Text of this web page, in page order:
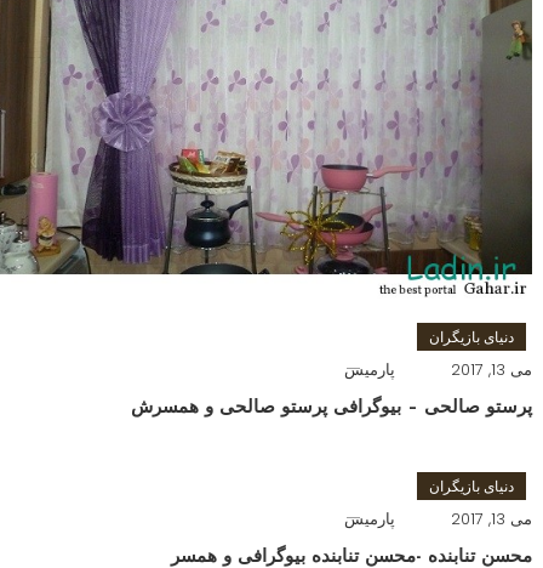
دنیای بازیگران
می 13, 2017 پارمیس
پرستو صالحی – بیوگرافی پرستو صالحی و همسرش
دنیای بازیگران
می 13, 2017 پارمیس
محسن تنابنده -محسن تنابنده بیوگرافی و همسر